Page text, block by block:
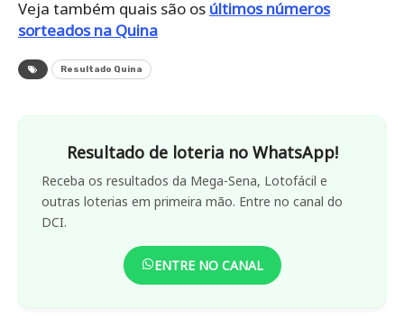
Veja também quais são os últimos números
sorteados na Quina
Resultado Quina
Resultado de loteria no WhatsApp!
Receba os resultados da Mega-Sena, Lotofácil e
outras loterias em primeira mão. Entre no canal do
DCI.
ENTRE NO CANAL